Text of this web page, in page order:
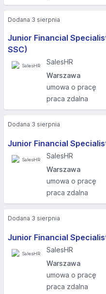
Junior Financial
SSC)
SalesHR
Warszawa
umowa o pracę
praca zdalna
Dodana 3 sierpnia
Junior Financial
SalesHR
Warszawa
umowa o pracę
praca zdalna
Dodana 3 sierpnia
Junior Financial
SalesHR
Warszawa
umowa o pracę
praca zdalna
Dodana 3 sierpnia